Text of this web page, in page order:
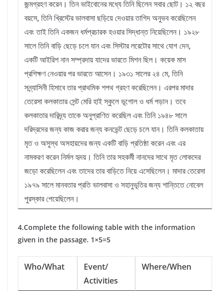
জন্মগ্রহণ করেন। তিন ভাইবোনের মধ্যে তিনি ছিলেন সবার ছোট। ১২ বছর
বয়সে, তিনি খ্রিস্টের ভালবাসা ছড়িয়ে দেওয়ার তাগিদ অনুভব করেছিলেন
এবং তাই তিনি একজন ধর্মপ্রচারক হওয়ার সিদ্ধান্ত নিয়েছিলেন। ১৯২৮
সালে তিনি বাড়ি ছেড়ে চলে যান এবং সিস্টার লরেটোর সাথে যোগ দেন,
একটি আইরিশ নান সম্প্রদায় যাদের ভারতে মিশন ছিল। কয়েক মাস
প্রশিক্ষণ নেওয়ার পর ভারতে আসেন। ১৯৩১ সালের ২৪ মে, তিনি
সন্ন্যাসিনী হিসাবে তার প্রাথমিক শপথ গ্রহণ করেছিলেন। এরপর মাদার
তেরেসা কলকাতার সেন্ট মেরি হাই স্কুলে ভূগোল ও ধর্ম পড়ান। তবে
কলকাতার দারিদ্র্য তাকে অনুপ্রাণিত করেছিল এবং তিনি ১৯৪৮ সালে
দরিদ্রদের জন্য কাজ করার জন্য কনভেন্ট ছেড়ে চলে যান। তিনি কলকাতায়
মৃত ও অসুস্থ অসহায়দের জন্য একটি বাড়ি প্রতিষ্ঠা করেন এবং এর
নামকরণ করেন নির্মল হৃদয়। তিনি তার সহকর্মী নানদের সাথে মৃত লোকদের
জড়ো করেছিলেন এবং তাদের তার বাড়িতে নিয়ে এসেছিলেন। মাদার তেরেসা
১৯৭৯ সালে মানবতার প্রতি ভালবাসা ও সহানুভূতির জন্য শান্তিতে নোবেল
পুরস্কার পেয়েছিলেন।
4.Complete the following table with the information
given in the passage. 1×5=5
Who/What
Event/
Activities
Where/When